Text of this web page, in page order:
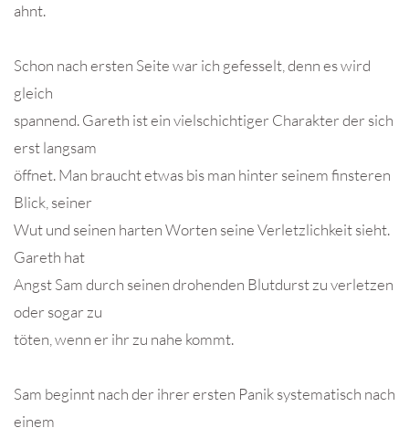
ahnt.
Schon nach ersten Seite war ich gefesselt, denn es wird
gleich
spannend. Gareth ist ein vielschichtiger Charakter der sich
erst langsam
öffnet. Man braucht etwas bis man hinter seinem finsteren
Blick, seiner
Wut und seinen harten Worten seine Verletzlichkeit sieht.
Gareth hat
Angst Sam durch seinen drohenden Blutdurst zu verletzen
oder sogar zu
töten, wenn er ihr zu nahe kommt.
Sam beginnt nach der ihrer ersten Panik systematisch nach
einem